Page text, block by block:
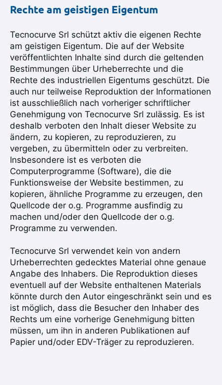
Rechte am geistigen Eigentum
Tecnocurve Srl schützt aktiv die eigenen Rechte
am geistigen Eigentum. Die auf der Website
veröffentlichten Inhalte sind durch die geltenden
Bestimmungen über Urheberrechte und die
Rechte des industriellen Eigentums geschützt. Die
auch nur teilweise Reproduktion der Informationen
ist ausschließlich nach vorheriger schriftlicher
Genehmigung von Tecnocurve Srl zulässig. Es ist
deshalb verboten den Inhalt dieser Website zu
ändern, zu kopieren, zu reproduzieren, zu
vergeben, zu übermitteln oder zu verbreiten.
Insbesondere ist es verboten die
Computerprogramme (Software), die die
Funktionsweise der Website bestimmen, zu
kopieren, ähnliche Programme zu erzeugen, den
Quellcode der o.g. Programme ausfindig zu
machen und/oder den Quellcode der o.g.
Programme zu verwenden.
Tecnocurve Srl verwendet kein von andern
Urheberrechten gedecktes Material ohne genaue
Angabe des Inhabers. Die Reproduktion dieses
eventuell auf der Website enthaltenen Materials
könnte durch den Autor eingeschränkt sein und es
ist möglich, dass die Besucher den Inhaber des
Rechts um eine vorherige Genehmigung bitten
müssen, um ihn in anderen Publikationen auf
Papier und/oder EDV-Träger zu reproduzieren.